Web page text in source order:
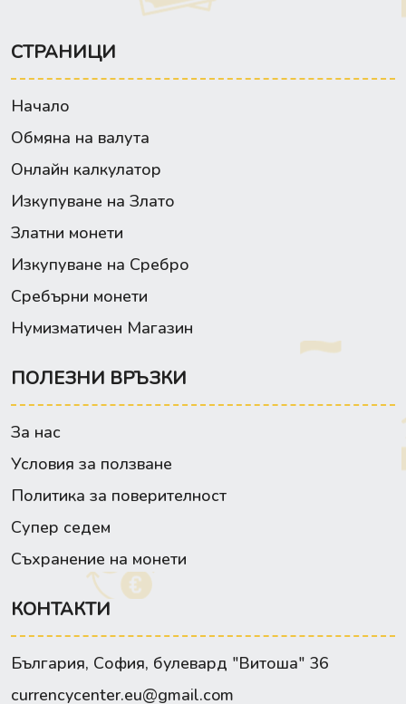
СТРАНИЦИ
Начало
Обмяна на валута
Онлайн калкулатор
Изкупуване на Злато
Златни монети
Изкупуване на Сребро
Сребърни монети
Нумизматичен Магазин
ПОЛЕЗНИ ВРЪЗКИ
За нас
Условия за ползване
Политика за поверителност
Супер седем
Съхранение на монети
КОНТАКТИ
България, София, булевард "Витоша" 36
currencycenter.eu@gmail.com